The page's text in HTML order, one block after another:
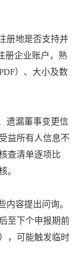
册地是否支持并
册企业账户，熟
）、大小及数
遗漏董事变更信
益所有人信息不
查清单逐项比
。
容提出问询。
至下个申报期前
，可能触发临时